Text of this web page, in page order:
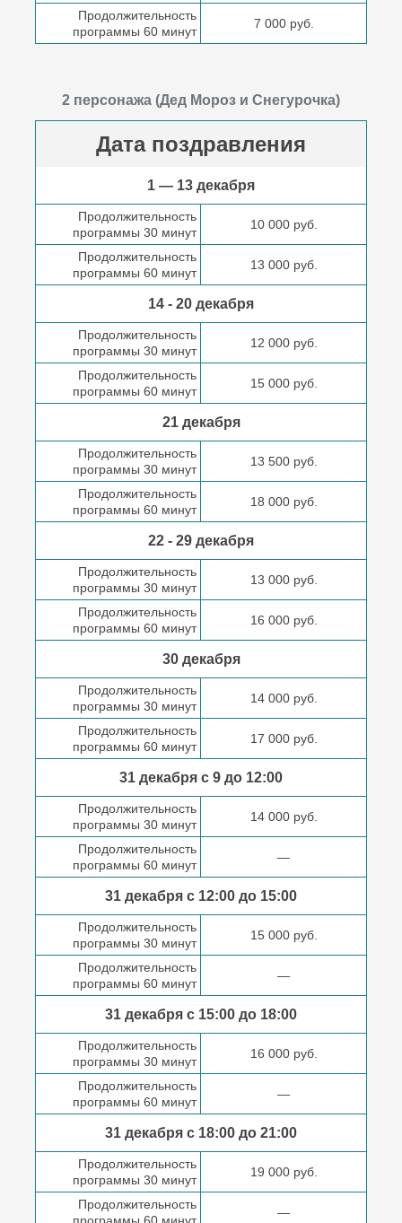
Продолжительность
программы 60 минут
7 000 руб.
2 персонажа (Дед Мороз и Снегурочка)
Дата поздравления
1 — 13 декабря
Продолжительность
программы 30 минут
10 000 руб.
Продолжительность
программы 60 минут
13 000 руб.
14 - 20 декабря
Продолжительность
программы 30 минут
12 000 руб.
Продолжительность
программы 60 минут
15 000 руб.
21 декабря
Продолжительность
программы 30 минут
13 500 руб.
Продолжительность
программы 60 минут
18 000 руб.
22 - 29 декабря
Продолжительность
программы 30 минут
13 000 руб.
Продолжительность
программы 60 минут
16 000 руб.
30 декабря
Продолжительность
программы 30 минут
14 000 руб.
Продолжительность
программы 60 минут
17 000 руб.
31 декабря с 9 до 12:00
Продолжительность
программы 30 минут
14 000 руб.
Продолжительность
программы 60 минут
—
31 декабря с 12:00 до 15:00
Продолжительность
программы 30 минут
15 000 руб.
Продолжительность
программы 60 минут
—
31 декабря с 15:00 до 18:00
Продолжительность
программы 30 минут
16 000 руб.
Продолжительность
программы 60 минут
—
31 декабря с 18:00 до 21:00
Продолжительность
программы 30 минут
19 000 руб.
Продолжительность
—